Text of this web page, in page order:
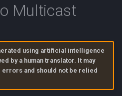
中文
한국어
Português
Multicast
using artificial intelligence
by a human translator. It may
and should not be relied